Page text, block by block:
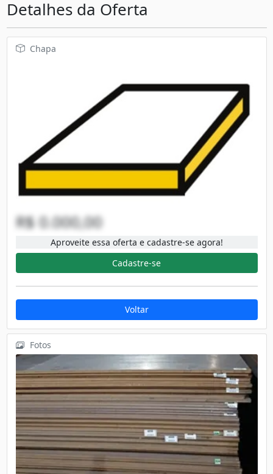
Detalhes da Oferta
Chapa
R$ 0.000,00
Aproveite essa oferta e cadastre-se agora!
Cadastre-se
Voltar
Fotos